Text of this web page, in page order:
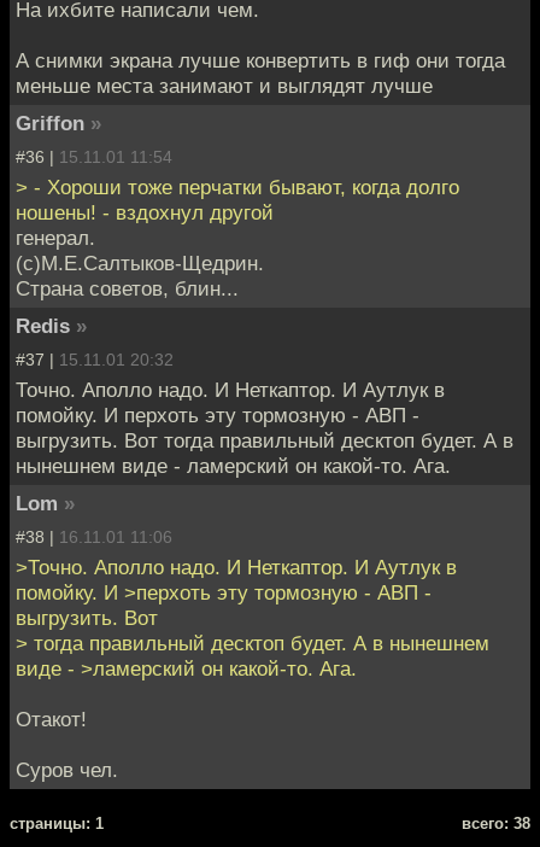
На ихбите написали чем.
А снимки экрана лучше конвертить в гиф они тогда
меньше места занимают и выглядят лучше
Griffon »
#36 | 15.11.01 11:54
> - Хороши тоже перчатки бывают, когда долго
ношены! - вздохнул другой
генерал.
(с)М.Е.Салтыков-Щедрин.
Страна советов, блин...
Redis »
#37 | 15.11.01 20:32
Точно. Аполло надо. И Неткаптор. И Аутлук в
помойку. И перхоть эту тормозную - АВП -
выгрузить. Вот тогда правильный десктоп будет. А в
нынешнем виде - ламерский он какой-то. Ага.
Lom »
#38 | 16.11.01 11:06
>Точно. Аполло надо. И Неткаптор. И Аутлук в
помойку. И >перхоть эту тормозную - АВП -
выгрузить. Вот
> тогда правильный десктоп будет. А в нынешнем
виде - >ламерский он какой-то. Ага.
Отакот!
Суров чел.
cтраницы: 1 всего: 38